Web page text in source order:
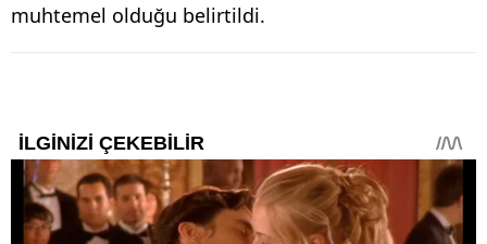
muhtemel olduğu belirtildi.